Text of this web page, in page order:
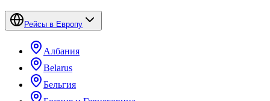
Рейсы в Европу
Албания
Belarus
Бельгия